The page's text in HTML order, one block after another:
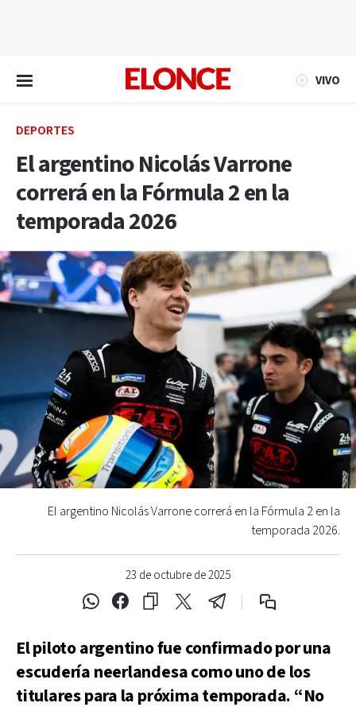
VIVO
DEPORTES
El argentino Nicolás Varrone
correrá en la Fórmula 2 en la
temporada 2026
23 de octubre de 2025
El argentino Nicolás Varrone correrá en la Fórmula 2 en la
temporada 2026.
El piloto argentino fue confirmado por una
escudería neerlandesa como uno de los
titulares para la próxima temporada. “No